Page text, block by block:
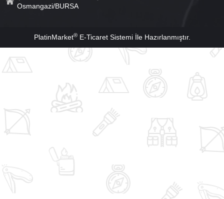
Osmangazi/BURSA
PlatinMarket®E-Ticaret Sistemiİle Hazırlanmıştır.